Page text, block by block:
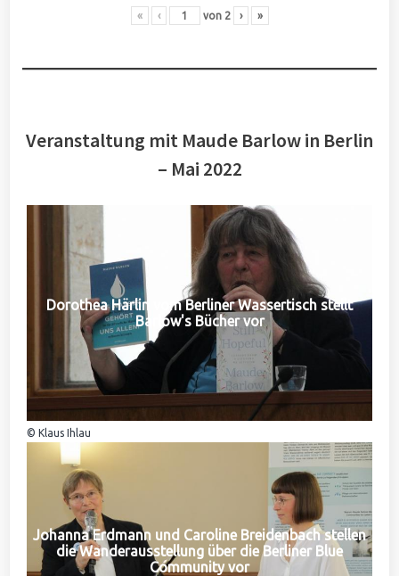
« ‹ von 2 › »
Veranstaltung mit Maude Barlow in Berlin
– Mai 2022
Dorothea Härlin vom Berliner Wassertisch stellt
Barlow's Bücher vor
© Klaus Ihlau
Johanna Erdmann und Caroline Breidenbach stellen
die Wanderausstellung über die Berliner Blue
Community vor